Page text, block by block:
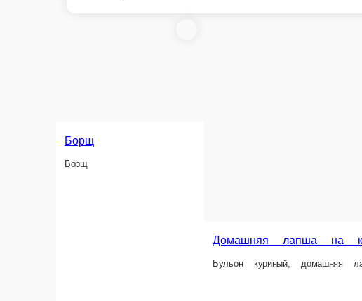
Борщ
Домашняя лапша на
Бульон куриный, домашняя